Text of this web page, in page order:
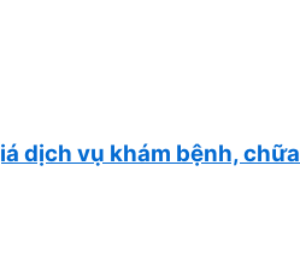
dịch vụ khám bệnh,